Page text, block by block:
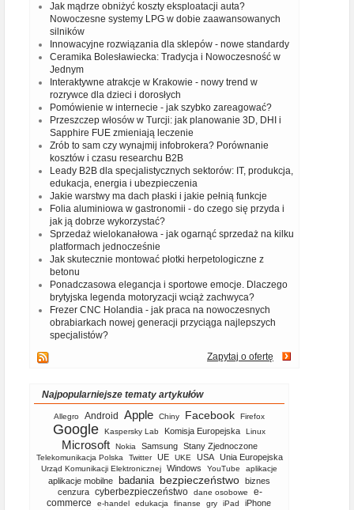
Jak mądrze obniżyć koszty eksploatacji auta?
Nowoczesne systemy LPG w dobie zaawansowanych
silników
Innowacyjne rozwiązania dla sklepów - nowe standardy
Ceramika Bolesławiecka: Tradycja i Nowoczesność w
Jednym
Interaktywne atrakcje w Krakowie - nowy trend w
rozrywce dla dzieci i dorosłych
Pomówienie w internecie - jak szybko zareagować?
Przeszczep włosów w Turcji: jak planowanie 3D, DHI i
Sapphire FUE zmieniają leczenie
Zrób to sam czy wynajmij infobrokera? Porównanie
kosztów i czasu researchu B2B
Leady B2B dla specjalistycznych sektorów: IT, produkcja,
edukacja, energia i ubezpieczenia
Jakie warstwy ma dach płaski i jakie pełnią funkcje
Folia aluminiowa w gastronomii - do czego się przyda i
jak ją dobrze wykorzystać?
Sprzedaż wielokanałowa - jak ogarnąć sprzedaż na kilku
platformach jednocześnie
Jak skutecznie montować płotki herpetologiczne z
betonu
Ponadczasowa elegancja i sportowe emocje. Dlaczego
brytyjska legenda motoryzacji wciąż zachwyca?
Frezer CNC Holandia - jak praca na nowoczesnych
obrabiarkach nowej generacji przyciąga najlepszych
specjalistów?
Zapytaj o ofertę
Najpopularniejsze tematy artykułów
Allegro Android Apple Chiny Facebook Firefox
Google Kaspersky Lab Komisja Europejska Linux
Microsoft Nokia Samsung Stany Zjednoczone
Telekomunikacja Polska Twitter UE UKE USA Unia Europejska
Urząd Komunikacji Elektronicznej Windows YouTube aplikacje
aplikacje mobilne badania bezpieczeństwo biznes
cenzura cyberbezpieczeństwo dane osobowe
e-
commerce
e-handel edukacja finanse gry iPad iPhone